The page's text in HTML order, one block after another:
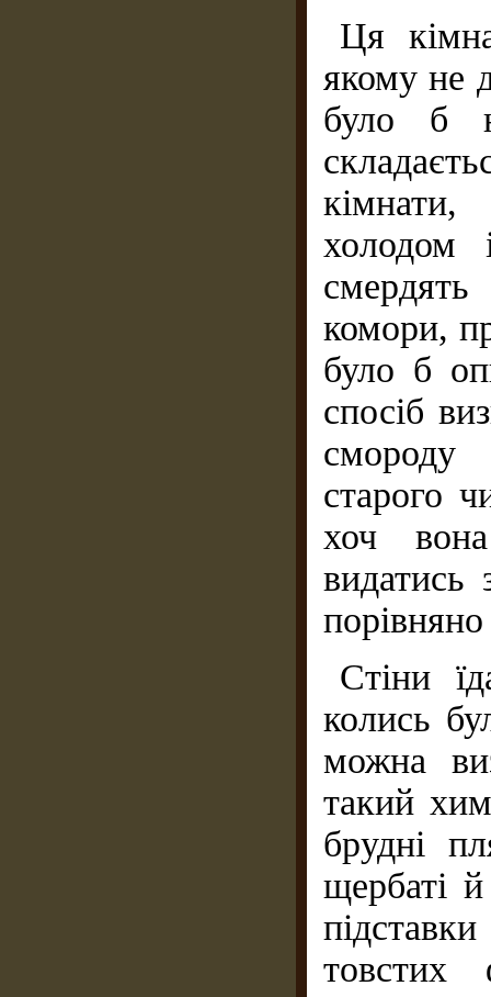
Ця
якому не
було б
кімнати,
холодом
комори,
було б
спосіб
смороду
старого
хоч
видатись
Стіни
колись
можна
такий
брудні
щербаті
товстих